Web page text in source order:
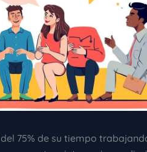
75% de su tiempo